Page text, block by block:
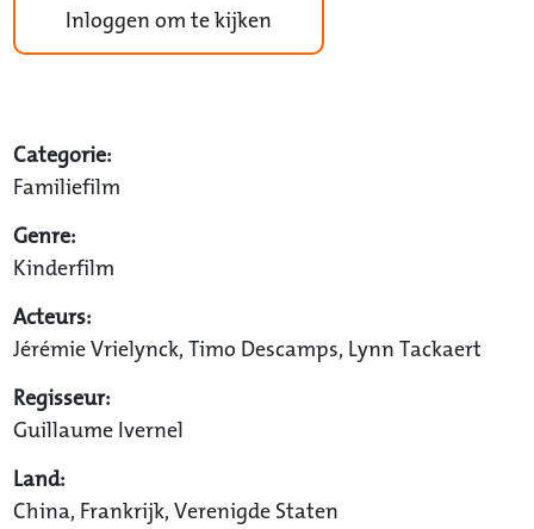
Inloggen om te kijken
Categorie:
Familiefilm
Genre:
Kinderfilm
Acteurs:
Jérémie Vrielynck, Timo Descamps, Lynn Tackaert
Regisseur:
Guillaume Ivernel
Land:
China, Frankrijk, Verenigde Staten